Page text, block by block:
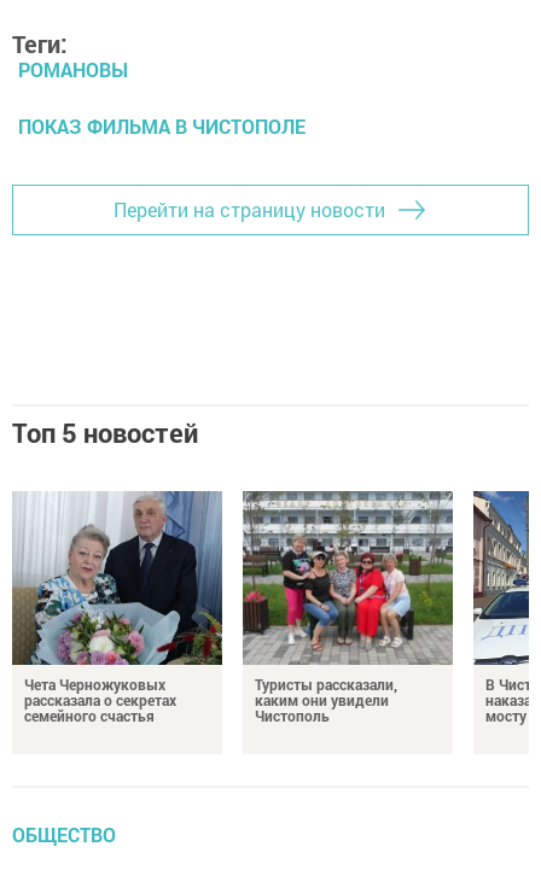
Теги:
РОМАНОВЫ
ПОКАЗ ФИЛЬМА В ЧИСТОПОЛЕ
Перейти на страницу новости
Топ 5 новостей
Чета Черножуковых
рассказала о секретах
семейного счастья
Туристы рассказали,
каким они увидели
Чистополь
В
мосту
ОБЩЕСТВО